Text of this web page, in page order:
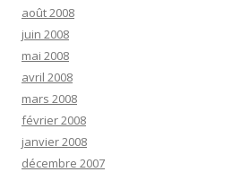
août 2008
juin 2008
mai 2008
avril 2008
mars 2008
février 2008
janvier 2008
décembre 2007